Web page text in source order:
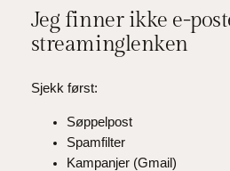
Jeg finner ikke e-
streaminglenken
Sjekk først:
Søppelpost
Spamfilter
Kampanjer (Gmail)